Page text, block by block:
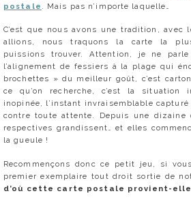
postale
. Mais pas n’importe laquelle…
C’est que nous avons une tradition, avec
allions, nous traquons la carte la
puissions trouver. Attention, je ne
l’alignement de fessiers à la plage qui
brochettes » du meilleur goût, c’est
ce qu’on recherche, c’est la situation
inopinée, l’instant invraisemblable
contre toute attente. Depuis une dizaine
respectives grandissent… et elles
la gueule !
Recommençons donc ce petit jeu, si
premier exemplaire tout droit sortie de
d’où cette carte postale provient-elle